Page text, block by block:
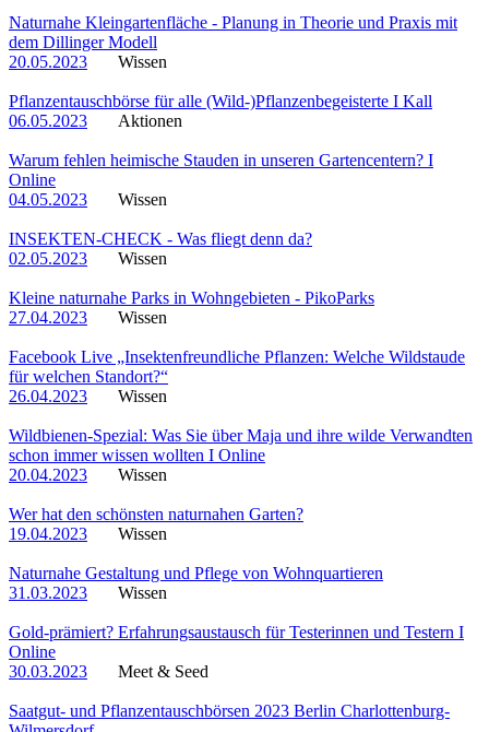
Naturnahe Kleingartenfläche - Planung in Theorie und Praxis mit
dem Dillinger Modell
20.05.2023
Wissen
Pflanzentauschbörse für alle (Wild-)Pflanzenbegeisterte I Kall
06.05.2023
Aktionen
Warum fehlen heimische Stauden in unseren Gartencentern? I
Online
04.05.2023
Wissen
INSEKTEN-CHECK - Was fliegt denn da?
02.05.2023
Wissen
Kleine naturnahe Parks in Wohngebieten - PikoParks
27.04.2023
Wissen
Facebook Live „Insektenfreundliche Pflanzen: Welche Wildstaude
für welchen Standort?“
26.04.2023
Wissen
Wildbienen-Spezial: Was Sie über Maja und ihre wilde Verwandten
schon immer wissen wollten I Online
20.04.2023
Wissen
Wer hat den schönsten naturnahen Garten?
19.04.2023
Wissen
Naturnahe Gestaltung und Pflege von Wohnquartieren
31.03.2023
Wissen
Gold-prämiert? Erfahrungsaustausch für Testerinnen und Testern I
Online
30.03.2023
Meet & Seed
Saatgut- und Pflanzentauschbörsen 2023 Berlin Charlottenburg-